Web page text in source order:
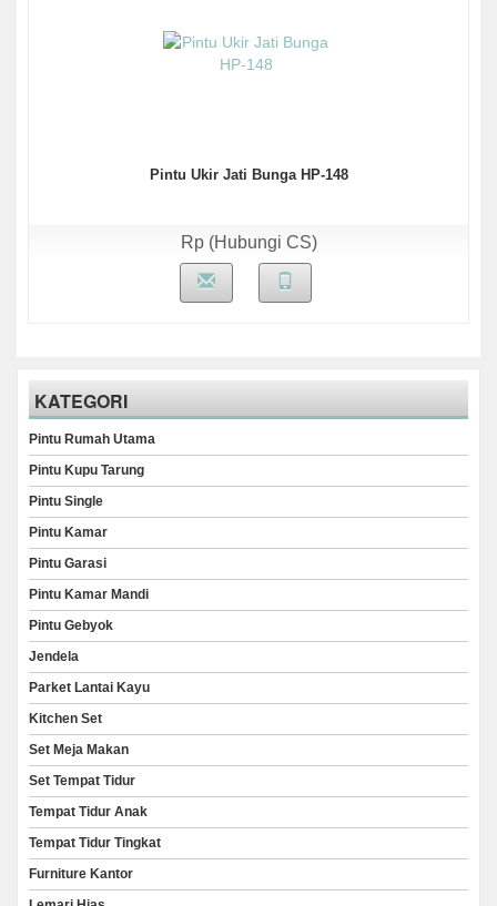
Pintu Ukir Jati Bunga HP-148
Rp (Hubungi CS)
KATEGORI
Pintu Rumah Utama
Pintu Kupu Tarung
Pintu Single
Pintu Kamar
Pintu Garasi
Pintu Kamar Mandi
Pintu Gebyok
Jendela
Parket Lantai Kayu
Kitchen Set
Set Meja Makan
Set Tempat Tidur
Tempat Tidur Anak
Tempat Tidur Tingkat
Furniture Kantor